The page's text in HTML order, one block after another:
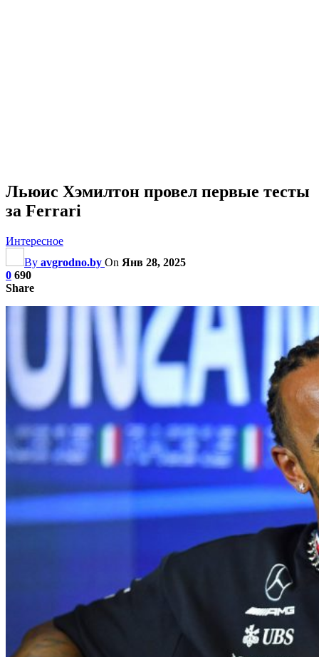
Льюис Хэмилтон провел первые тесты
за Ferrari
Интересное
By avgrodno.by On Янв 28, 2025
0 690
Share